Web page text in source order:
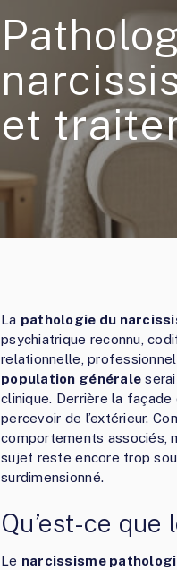
et
La pathologie du
psychiatrique reconnu,
relationnelle,
population générale
clinique. Derrière la
percevoir de l’extérieur.
comportements associés,
sujet reste encore trop
surdimensionné.
Qu’est-ce
Le narcissisme